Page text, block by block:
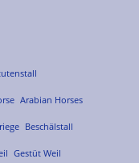
Arabian Horses
Beschälstall
Gestüt Weil